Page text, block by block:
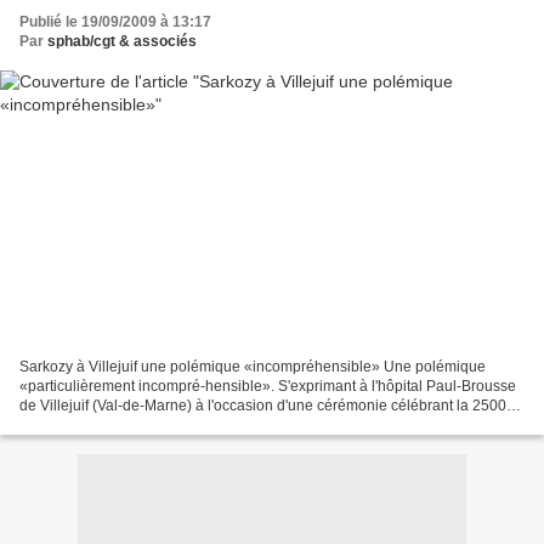
Publié le 19/09/2009 à 13:17
Par sphab/cgt & associés
Sarkozy à Villejuif une polémique «incompréhensible» Une polémique
«particulièrement incompré-hensible». S'exprimant à l'hôpital Paul-Brousse
de Villejuif (Val-de-Marne) à l'occasion d'une cérémonie célébrant la 2500e